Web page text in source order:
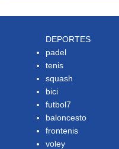
DEPORTES
padel
tenis
squash
bici
futbol7
baloncesto
frontenis
voley